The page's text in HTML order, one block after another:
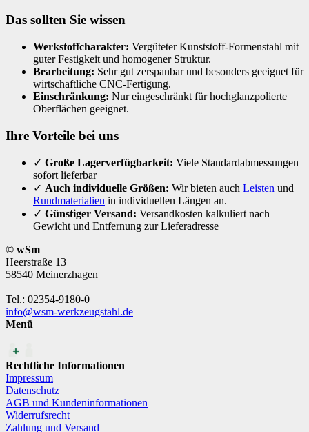
Das sollten Sie wissen
Werkstoffcharakter: Vergüteter Kunststoff-Formenstahl mit
guter Festigkeit und homogener Struktur.
Bearbeitung: Sehr gut zerspanbar und besonders geeignet für
wirtschaftliche CNC-Fertigung.
Einschränkung: Nur eingeschränkt für hochglanzpolierte
Oberflächen geeignet.
Ihre Vorteile bei uns
✓ Große Lagerverfügbarkeit: Viele Standardabmessungen
sofort lieferbar
✓ Auch individuelle Größen: Wir bieten auch Leisten und
Rundmaterialien in individuellen Längen an.
✓ Günstiger Versand: Versandkosten kalkuliert nach
Gewicht und Entfernung zur Lieferadresse
© wSm
Heerstraße 13
58540 Meinerzhagen
Tel.: 02354-9180-0
info@wsm-werkzeugstahl.de
Menü
Rechtliche Informationen
Impressum
Datenschutz
AGB und Kundeninformationen
Widerrufsrecht
Zahlung und Versand